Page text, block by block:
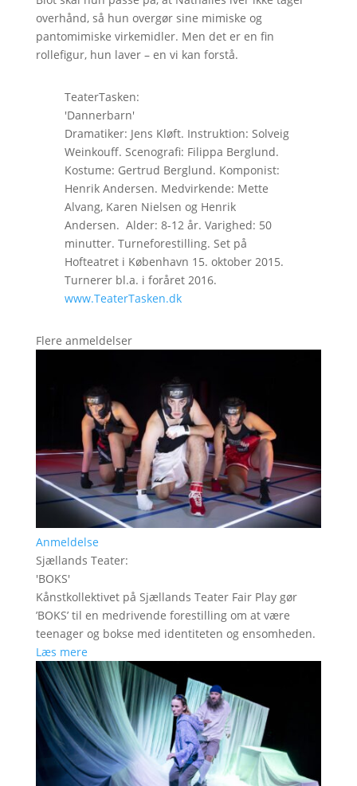
overhånd, så hun overgør sine mimiske og
pantomimiske virkemidler. Men det er en fin
rollefigur, hun laver – en vi kan forstå.
TeaterTasken:
'Dannerbarn'
Dramatiker: Jens Kløft. Instruktion: Solveig
Weinkouff. Scenografi: Filippa Berglund.
Kostume: Gertrud Berglund. Komponist:
Henrik Andersen. Medvirkende: Mette
Alvang, Karen Nielsen og Henrik
Andersen. Alder: 8-12 år. Varighed: 50
minutter. Turneforestilling. Set på
Hofteatret i København 15. oktober 2015.
Turnerer bl.a. i foråret 2016.
www.TeaterTasken.dk
Flere anmeldelser
Anmeldelse
Sjællands Teater:
'BOKS'
Kånstkollektivet på Sjællands Teater Fair Play gør
’BOKS’ til en medrivende forestilling om at være
teenager og bokse med identiteten og ensomheden.
Læs mere